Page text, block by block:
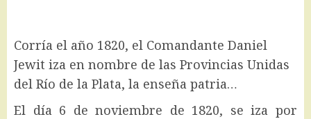
Corría el año 1820, el Comandante Daniel
Jewit iza en nombre de las Provincias Unidas
del Río de la Plata, la enseña patria…
El día 6 de noviembre de 1820, se iza por